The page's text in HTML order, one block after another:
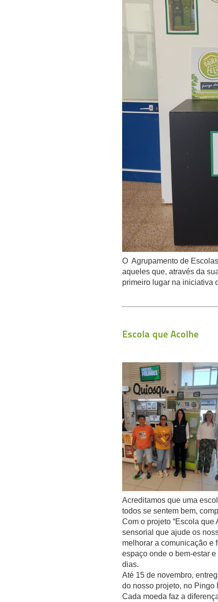
O Agrupamento de
aqueles que, através da
primeiro lugar na iniciativa
Escola que Acolhe
Acreditamos que uma
todos se sentem bem,
Com o projeto “Escola que
sensorial que ajude os
melhorar a comunicação e
espaço onde o bem-estar
dias.
Até 15 de novembro,
do nosso projeto, no Pingo
Cada moeda faz a